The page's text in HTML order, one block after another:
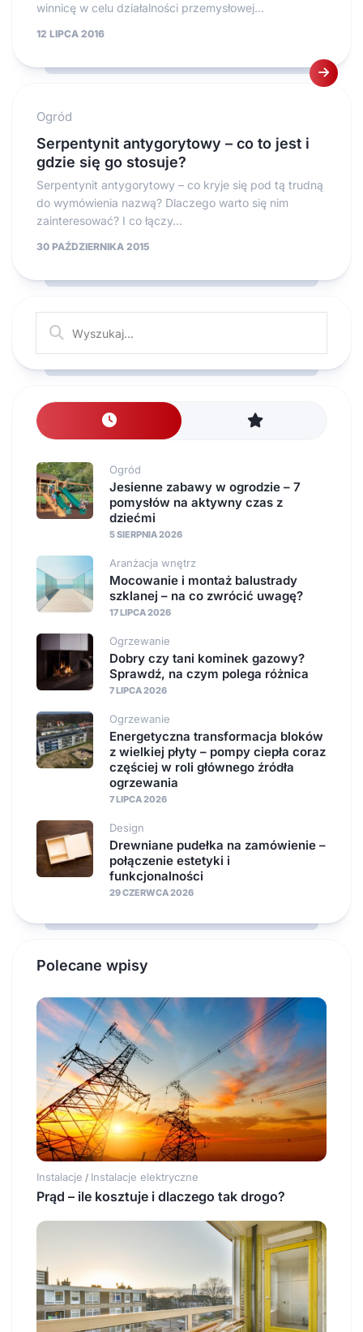
winnicę w celu działalności przemysłowej...
12 LIPCA 2016
Ogród
Serpentynit antygorytowy – co to jest i
gdzie się go stosuje?
Serpentynit antygorytowy – co kryje się pod tą trudną
do wymówienia nazwą? Dlaczego warto się nim
zainteresować? I co łączy...
30 PAŹDZIERNIKA 2015
Ogród
Jesienne zabawy w ogrodzie – 7
pomysłów na aktywny czas z
dziećmi
5 SIERPNIA 2026
Aranżacja wnętrz
Mocowanie i montaż balustrady
szklanej – na co zwrócić uwagę?
17 LIPCA 2026
Ogrzewanie
Dobry czy tani kominek gazowy?
Sprawdź, na czym polega różnica
7 LIPCA 2026
Ogrzewanie
Energetyczna transformacja bloków
z wielkiej płyty – pompy ciepła coraz
częściej w roli głównego źródła
ogrzewania
7 LIPCA 2026
Design
Drewniane pudełka na zamówienie –
połączenie estetyki i
funkcjonalności
29 CZERWCA 2026
Polecane wpisy
Instalacje / Instalacje elektryczne
Prąd – ile kosztuje i dlaczego tak drogo?